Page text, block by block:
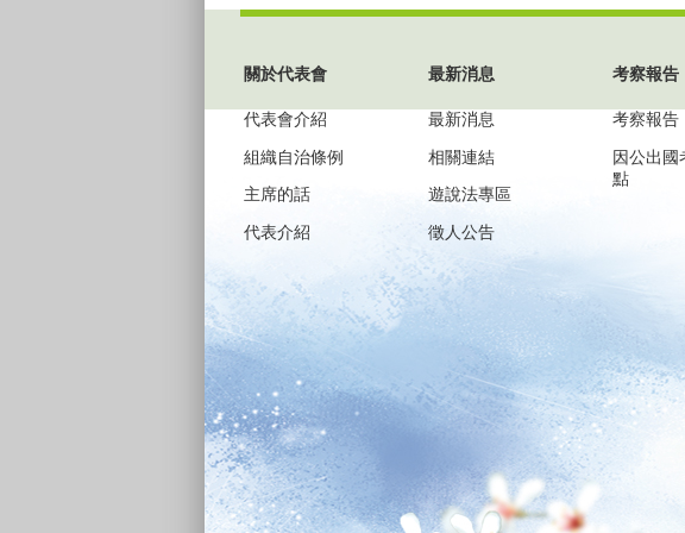
關於代表會
代表會介紹
組織自治條例
主席的話
代表介紹
最新消息
最新消息
相關連結
遊說法專區
徵人公告
考察報告
考察報告
因公出國
點